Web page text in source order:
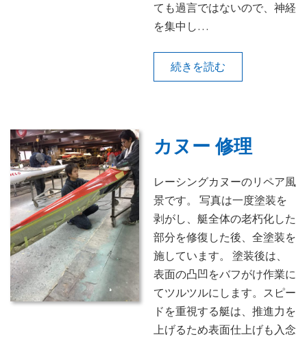
ても過言ではないので、神経
を集中し…
続きを読む
カヌー 修理
レーシングカヌーのリペア風
景です。 写真は一度塗装を
剥がし、艇全体の老朽化した
部分を修復した後、全塗装を
施しています。 塗装後は、
表面の凸凹をバフがけ作業に
てツルツルにします。スピー
ドを重視する艇は、推進力を
上げるため表面仕上げも入念